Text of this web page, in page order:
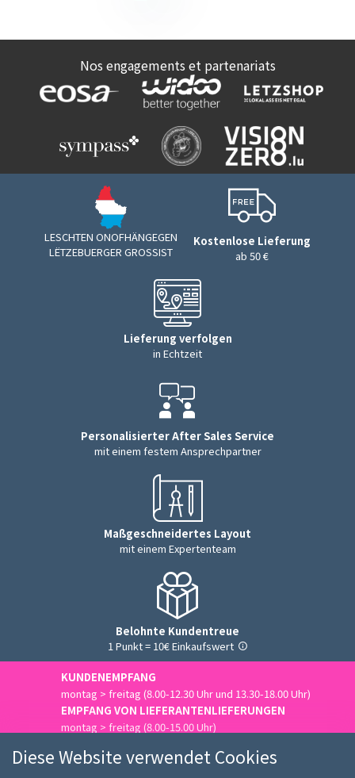
Nos engagements et partenariats
LESCHTEN ONOFHÄNGEGEN
LËTZEBUERGER GROSSIST
Kostenlose Lieferung
ab 50 €
Lieferung verfolgen
in Echtzeit
Personalisierter After Sales Service
mit einem festem Ansprechpartner
Maßgeschneidertes Layout
mit einem Expertenteam
Belohnte Kundentreue
1 Punkt = 10€ Einkaufswert
KUNDENEMPFANG
montag > freitag (8.00-12.30 Uhr und 13.30-18.00 Uhr)
EMPFANG VON LIEFERANTENLIEFERUNGEN
montag > freitag (8.00-15.00 Uhr)
Diese Website verwendet Cookies